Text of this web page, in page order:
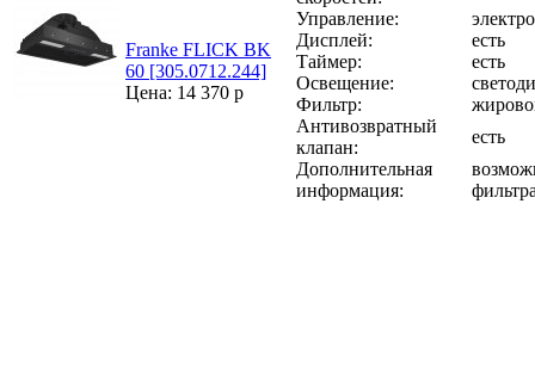
Franke FLICK BK
60 [305.0712.244]
Цена: 14 370 р
Управление:
Дисплей:
есть
Таймер:
есть
Освещение:
Фильтр:
Антивозвратный
клапан:
есть
Дополнительная
информация: